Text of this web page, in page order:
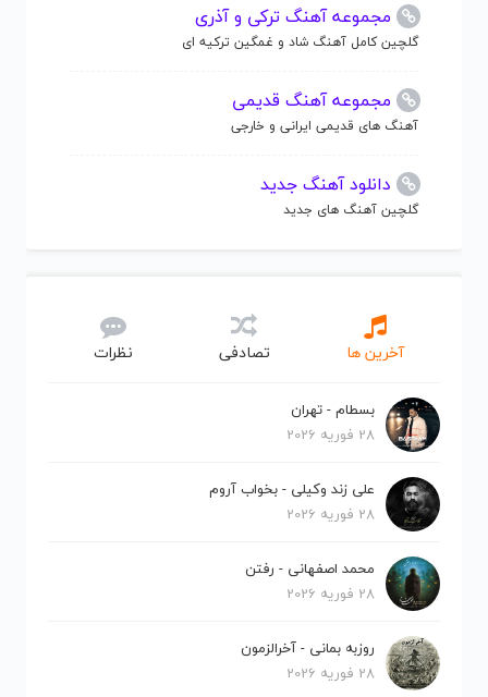
مجموعه آهنگ ترکی و آذری
گلچین کامل آهنگ شاد و غمگین ترکیه ای
مجموعه آهنگ قدیمی
آهنگ های قدیمی ایرانی و خارجی
دانلود آهنگ جدید
گلچین آهنگ های جدید
آخرین ها تصادفی نظرات
بسطام - تهران
28 فوریه 2026
علی زند وکیلی - بخواب آروم
28 فوریه 2026
محمد اصفهانی - رفتن
28 فوریه 2026
روزبه بمانی - آخرالزمون
28 فوریه 2026